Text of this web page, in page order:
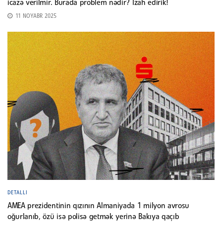
icazə verilmir. Burada problem nədir? İzah edirik!
11 NOYABR 2025
DETALLI
AMEA prezidentinin qızının Almaniyada 1 milyon avrosu
oğurlanıb, özü isə polisə getmək yerinə Bakıya qaçıb